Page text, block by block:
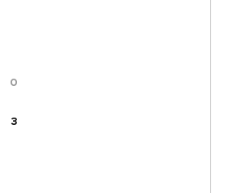
0
3